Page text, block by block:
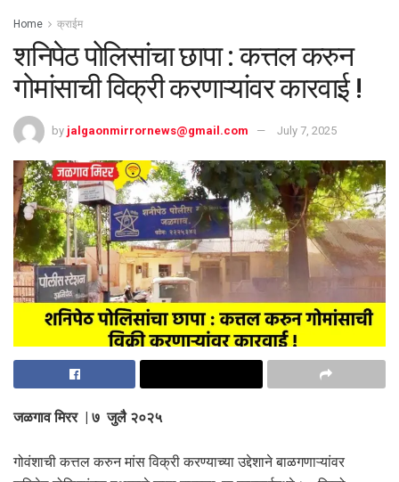
Home क्राईम
शनिपेठ पोलिसांचा छापा : कत्तल करुन
गोमांसाची विक्री करणाऱ्यांवर कारवाई !
by jalgaonmirrornews@gmail.com July 7, 2025
जळगाव मिरर | ७ जुलै २०२५
गोवंशाची कत्तल करुन मांस विक्री करण्याच्या उद्देशाने बाळगणाऱ्यांवर